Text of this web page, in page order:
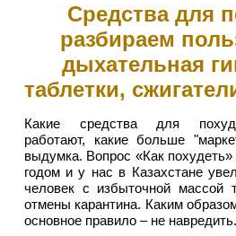
Средства для
разбираем
дыхательная
таблетки,
Какие средства для
работают, какие больше
выдумка. Вопрос «Как
годом и у нас в Казахстане
человек с избыточной массой
отмены карантина. Каким
основное правило – не